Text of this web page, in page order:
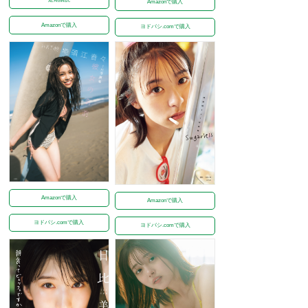
Amazonで購入
Amazonで購入
ヨドバシ.comで購入
Amazonで購入
ヨドバシ.comで購入
Amazonで購入
ヨドバシ.comで購入